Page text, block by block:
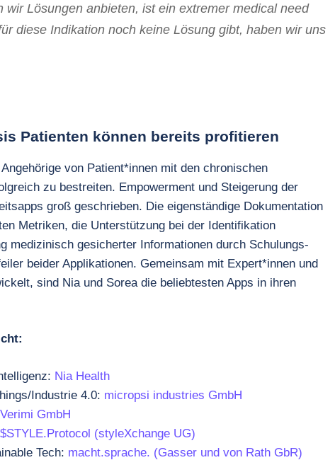
Lösungen anbieten, ist ein extremer medical need
diese Indikation noch keine Lösung gibt, haben wir uns
Patienten können bereits profitieren
von Patient*innen mit den chronischen
zu bestreiten. Empowerment und Steigerung der
groß geschrieben. Die eigenständige Dokumentation
Metriken, die Unterstützung bei der Identifikation
medizinisch gesicherter Informationen durch Schulungs-
beider Applikationen. Gemeinsam mit Expert*innen und
sind Nia und Sorea die beliebtesten Apps in ihren
Nia Health
Industrie 4.0: micropsi industries GmbH
Verimi GmbH
$STYLE.Protocol (styleXchange UG)
Tech: macht.sprache. (Gasser und von Rath GbR)